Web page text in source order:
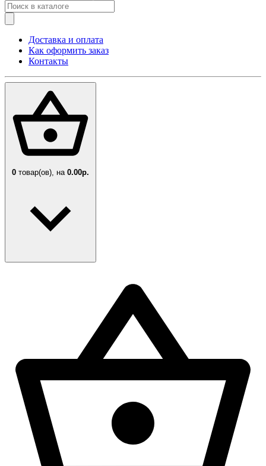
Доставка и оплата
Как оформить заказ
Контакты
0 товар(ов), на 0.00р.